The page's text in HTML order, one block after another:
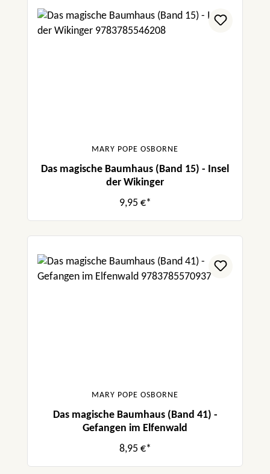
MARY POPE OSBORNE
Das magische Baumhaus (Band 15) - Insel
der Wikinger
9,95 €*
MARY POPE OSBORNE
Das magische Baumhaus (Band 41) -
Gefangen im Elfenwald
8,95 €*